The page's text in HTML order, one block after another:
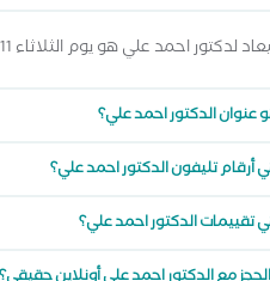
علي هو يوم الثلاثاء 11 اغسطس 2026 وتقدر تشوف كل المواعيد المتاحة من خلال عرض المواعيد أعلاه
عنوان الدكتور احمد علي؟
أرقام تليفون الدكتور احمد علي؟
تقييمات الدكتور احمد علي؟